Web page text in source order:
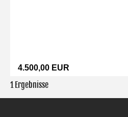
4.500,00 EUR
1 Ergebnisse